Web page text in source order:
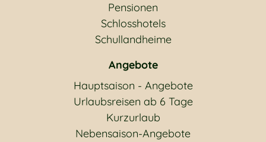
Pensionen
Schlosshotels
Schullandheime
Angebote
Hauptsaison - Angebote
Urlaubsreisen ab 6 Tage
Kurzurlaub
Nebensaison-Angebote